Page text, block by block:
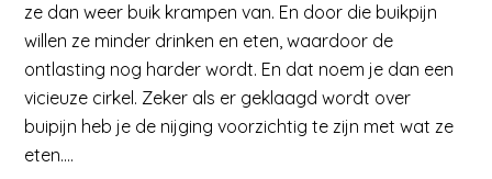
ze dan weer buik krampen van. En door die buikpijn
willen ze minder drinken en eten, waardoor de
ontlasting nog harder wordt. En dat noem je dan een
vicieuze cirkel. Zeker als er geklaagd wordt over
buipijn heb je de nijging voorzichtig te zijn met wat ze
eten….